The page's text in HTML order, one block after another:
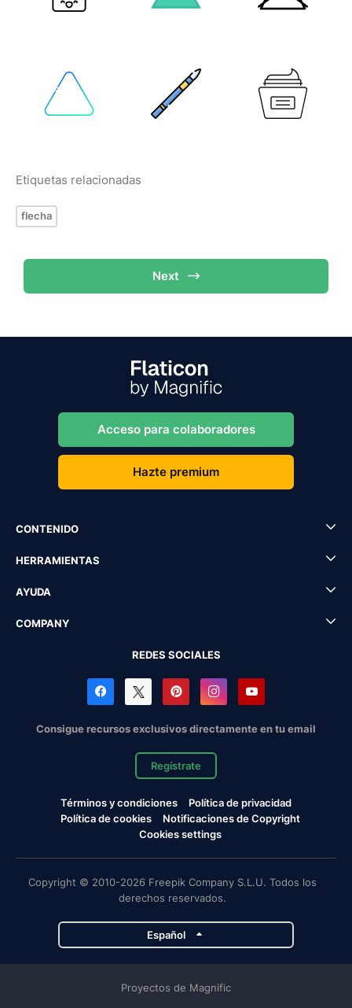
Etiquetas relacionadas
flecha
Next
Acceso para colaboradores
Hazte premium
CONTENIDO
HERRAMIENTAS
AYUDA
COMPANY
REDES SOCIALES
Consigue recursos exclusivos directamente en tu email
Regístrate
Términos y condiciones
Política de privacidad
Política de cookies
Notificaciones de Copyright
Cookies settings
Copyright © 2010-2026 Freepik Company S.L.U. Todos los
derechos reservados.
Español
Proyectos de Magnific